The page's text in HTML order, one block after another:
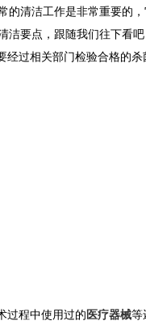
的清洁工作是非常重要的
洁要点，跟随我们往下看吧
经过相关部门检验合格的
过程中使用过的医疗器械等